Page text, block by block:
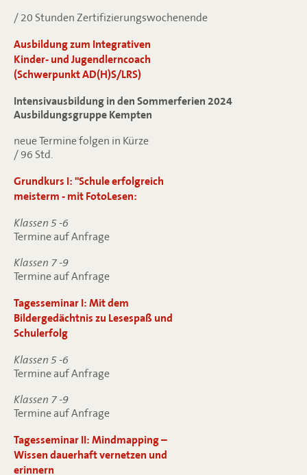
/ 20 Stunden Zertifizierungswochenende
Ausbildung zum Integrativen
Kinder- und Jugendlerncoach
(Schwerpunkt AD(H)S/LRS)
Intensivausbildung in den Sommerferien 2024
Ausbildungsgruppe Kempten
neue Termine folgen in Kürze
/ 96 Std.
Grundkurs I: "Schule erfolgreich
meisterm - mit FotoLesen:
Klassen 5 -6
Termine auf Anfrage
Klassen 7 -9
Termine auf Anfrage
Tagesseminar I: Mit dem
Bildergedächtnis zu Lesespaß und
Schulerfolg
Klassen 5 -6
Termine auf Anfrage
Klassen 7 -9
Termine auf Anfrage
Tagesseminar II: Mindmapping –
Wissen dauerhaft vernetzen und
erinnern